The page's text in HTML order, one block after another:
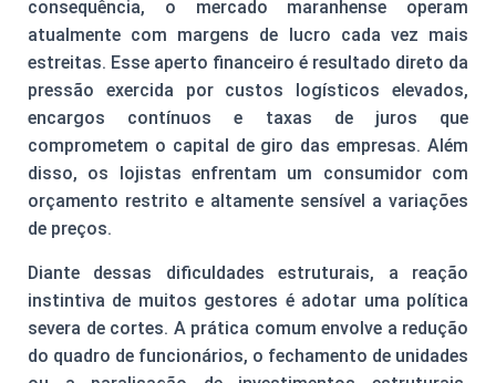
consequência, o mercado maranhense operam
atualmente com margens de lucro cada vez mais
estreitas. Esse aperto financeiro é resultado direto da
pressão exercida por custos logísticos elevados,
encargos contínuos e taxas de juros que
comprometem o capital de giro das empresas. Além
disso, os lojistas enfrentam um consumidor com
orçamento restrito e altamente sensível a variações
de preços.
Diante dessas dificuldades estruturais, a reação
instintiva de muitos gestores é adotar uma política
severa de cortes. A prática comum envolve a redução
do quadro de funcionários, o fechamento de unidades